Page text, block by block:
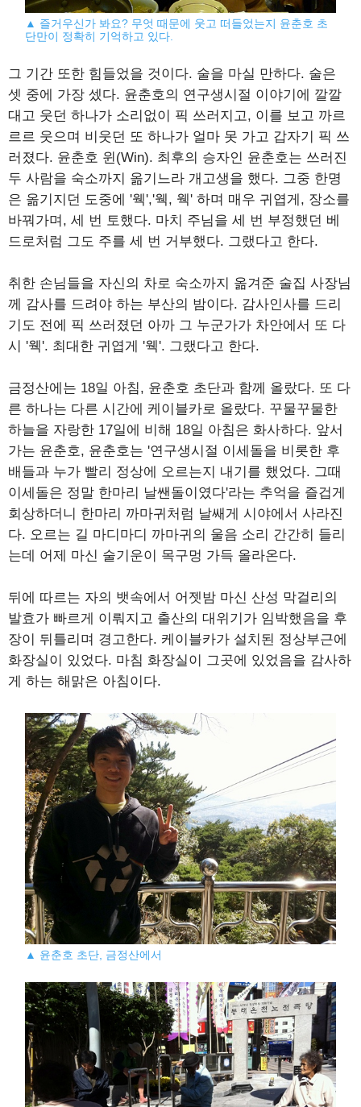
▲ 즐거우신가 봐요? 무엇 때문에 웃고 떠들었는지 윤춘호 초
단만이 정확히 기억하고 있다.
그 기간 또한 힘들었을 것이다. 술을 마실 만하다. 술은
셋 중에 가장 셌다. 윤춘호의 연구생시절 이야기에 깔깔
대고 웃던 하나가 소리없이 픽 쓰러지고, 이를 보고 까르
르르 웃으며 비웃던 또 하나가 얼마 못 가고 갑자기 픽 쓰
러졌다. 윤춘호 윈(Win). 최후의 승자인 윤춘호는 쓰러진
두 사람을 숙소까지 옮기느라 개고생을 했다. 그중 한명
은 옮기지던 도중에 '웩','웩, 웩' 하며 매우 귀엽게, 장소를
바꿔가며, 세 번 토했다. 마치 주님을 세 번 부정했던 베
드로처럼 그도 주를 세 번 거부했다. 그랬다고 한다.
취한 손님들을 자신의 차로 숙소까지 옮겨준 술집 사장님
께 감사를 드려야 하는 부산의 밤이다. 감사인사를 드리
기도 전에 픽 쓰러졌던 아까 그 누군가가 차안에서 또 다
시 '웩'. 최대한 귀엽게 '웩'. 그랬다고 한다.
금정산에는 18일 아침, 윤춘호 초단과 함께 올랐다. 또 다
른 하나는 다른 시간에 케이블카로 올랐다. 꾸물꾸물한
하늘을 자랑한 17일에 비해 18일 아침은 화사하다. 앞서
가는 윤춘호, 윤춘호는 '연구생시절 이세돌을 비롯한 후
배들과 누가 빨리 정상에 오르는지 내기를 했었다. 그때
이세돌은 정말 한마리 날쌘돌이였다'라는 추억을 즐겁게
회상하더니 한마리 까마귀처럼 날쌔게 시야에서 사라진
다. 오르는 길 마디마디 까마귀의 울음 소리 간간히 들리
는데 어제 마신 술기운이 목구멍 가득 올라온다.
뒤에 따르는 자의 뱃속에서 어젯밤 마신 산성 막걸리의
발효가 빠르게 이뤄지고 출산의 대위기가 임박했음을 후
장이 뒤틀리며 경고한다. 케이블카가 설치된 정상부근에
화장실이 있었다. 마침 화장실이 그곳에 있었음을 감사하
게 하는 해맑은 아침이다.
▲ 윤춘호 초단, 금정산에서